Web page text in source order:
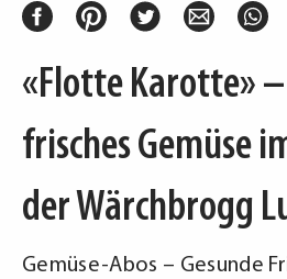
«Flotte Karotte»
frisches Gemüse
der Wärchbrogg
Gemüse-Abos – Gesunde